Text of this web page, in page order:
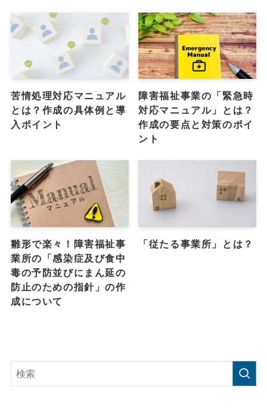
苦情処理対応マニュアル
とは？作成の具体例と導
入ポイント
障害福祉事業の「緊急時
対応マニュアル」とは？
作成の要点と対策のポイ
ント
雛形で楽々！障害福祉事
業所の「感染症及び食中
毒の予防並びにまん延の
防止のための指針」の作
成について
「従たる事業所」とは？